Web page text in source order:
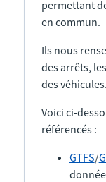
permettant
en commun.
Ils nous
des arrêts,
des véhicules.
Voici ci-
référencés :
GTFS/